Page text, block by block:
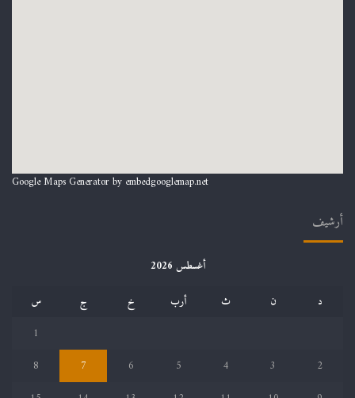
Google Maps Generator by embedgooglemap.net
أرشيف
أغسطس 2026
د
ن ث أرب خ ج
س
1
2
3
4
5
6
7
8